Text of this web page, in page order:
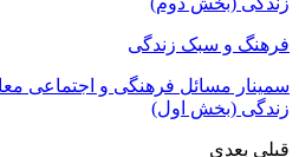
فرهنگ و سبک زندگی
سمینار مسائل فرهنگی و اجتماعی
زندگی (بخش اول)
قبلی بعدی